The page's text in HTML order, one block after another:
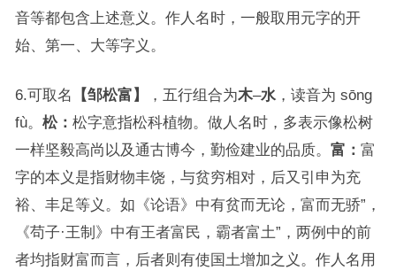
音等都包含上述意义。作人名时，一般取用元字的开
始、第一、大等字义。
6.可取名 【邹松富】 ，五行组合为木–水，读音为 sōng
fù。 松： 松字意指松科植物。做人名时，多表示像松树
一样坚毅高尚以及通古博今，勤俭建业的品质。 富： 富
字的本义是指财物丰饶，与贫穷相对，后又引申为充
裕、丰足等义。如《论语》中有贫而无论，富而无骄”，
《苟子·王制》中有王者富民，霸者富土”，两例中的前
者均指财富而言，后者则有使国土增加之义。作人名用